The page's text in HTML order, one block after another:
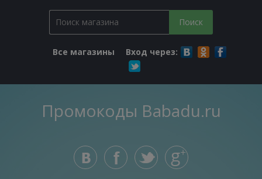
Все магазины Вход через:
Промокоды Babadu.ru